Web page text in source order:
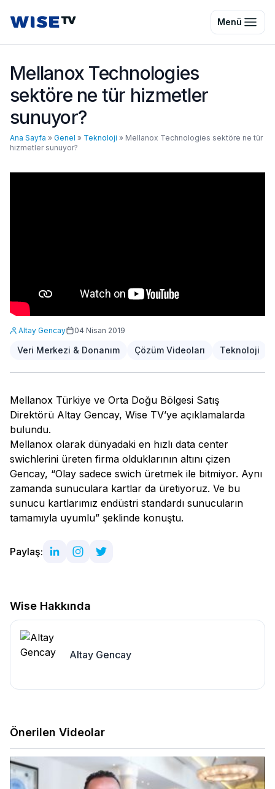
Wise TV Menü
Mellanox Technologies
sektöre ne tür hizmetler
sunuyor?
Ana Sayfa » Genel » Teknoloji » Mellanox Technologies sektöre ne tür
hizmetler sunuyor?
Altay Gencay 04 Nisan 2019
Veri Merkezi & Donanım Çözüm Videoları Teknoloji
Mellanox Türkiye ve Orta Doğu Bölgesi Satış
Direktörü Altay Gencay, Wise TV’ye açıklamalarda
bulundu.
Mellanox olarak dünyadaki en hızlı data center
swichlerini üreten firma olduklarının altını çizen
Gencay, “Olay sadece swich üretmek ile bitmiyor. Aynı
zamanda sunuculara kartlar da üretiyoruz. Ve bu
sunucu kartlarımız endüstri standardı sunucuların
tamamıyla uyumlu” şeklinde konuştu.
Paylaş:
Wise Hakkında
Altay Gencay
Önerilen Videolar